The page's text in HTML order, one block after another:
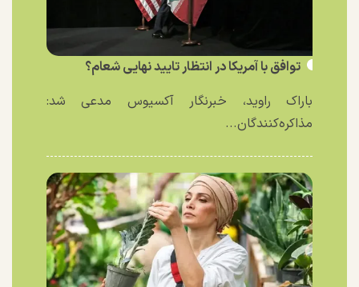
توافق با آمریکا در انتظار تایید نهایی شعام؟
باراک راوید، خبرنگار آکسیوس مدعی شد:
مذاکره‌کنندگان...